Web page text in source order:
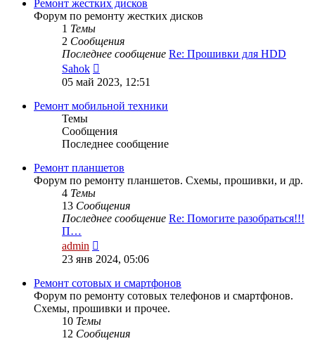
Ремонт жестких дисков
Форум по ремонту жестких дисков
1 Темы
2 Сообщения
Последнее сообщение Re: Прошивки для HDD
Sahok
к
сообщению
05 май 2023, 12:51
Ремонт мобильной техники
Темы
Сообщения
Последнее сообщение
Ремонт планшетов
Форум по ремонту планшетов. Схемы, прошивки, и др.
4 Темы
13 Сообщения
Последнее сообщение Re: Помогите разобраться!!!
П…
admin
к
сообщению
23 янв 2024, 05:06
Ремонт сотовых и смартфонов
Форум по ремонту сотовых телефонов и смартфонов.
Схемы, прошивки и прочее.
10 Темы
12 Сообщения